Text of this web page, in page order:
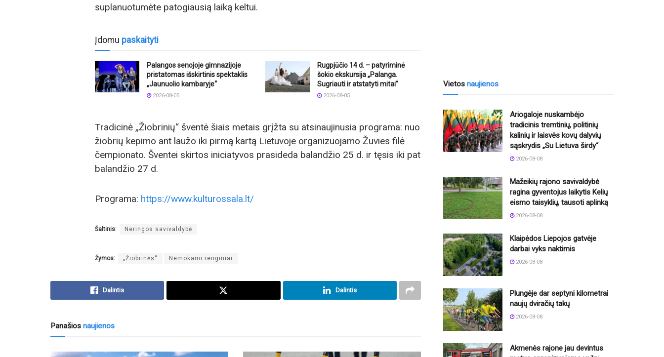
suplanuotumėte patogiausią laiką keltui.
Įdomu paskaityti
Palangos senojoje gimnazijoje
pristatomas išskirtinis spektaklis
„Jaunuolio kambaryje“
2026-08-05
Rugpjūčio 14 d. – patyriminė
šokio ekskursija „Palanga.
Sugriauti ir atstatyti mitai“
2026-08-05
Tradicinė „Žiobrinių“ šventė šiais metais grįžta su atsinaujinusia programa: nuo
žiobrių kepimo ant laužo iki pirmą kartą Lietuvoje organizuojamo Žuvies filė
čempionato. Šventei skirtos iniciatyvos prasideda balandžio 25 d. ir tęsis iki pat
balandžio 27 d.
Programa: https://www.kulturossala.lt/
Šaltinis: Neringos savivaldybė
Žymos: „Žiobrinės“ Nemokami renginiai
Dalintis Dalintis
Panašios naujienos
Vietos naujienos
Ariogaloje nuskambėjo
tradicinis tremtinių, politinių
kalinių ir laisvės kovų dalyvių
sąskrydis „Su Lietuva širdy“
2026-08-08
Mažeikių rajono savivaldybė
ragina gyventojus laikytis Kelių
eismo taisyklių, tausoti aplinką
2026-08-08
Klaipėdos Liepojos gatvėje
darbai vyks naktimis
2026-08-08
Plungėje dar septyni kilometrai
naujų dviračių takų
2026-08-08
Akmenės rajone jau devintus